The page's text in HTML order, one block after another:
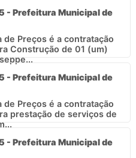
- Prefeitura Municipal de
Preços é a contratação
Construção de 01 (um)
- Prefeitura Municipal de
Preços é a contratação
prestação de serviços de
- Prefeitura Municipal de